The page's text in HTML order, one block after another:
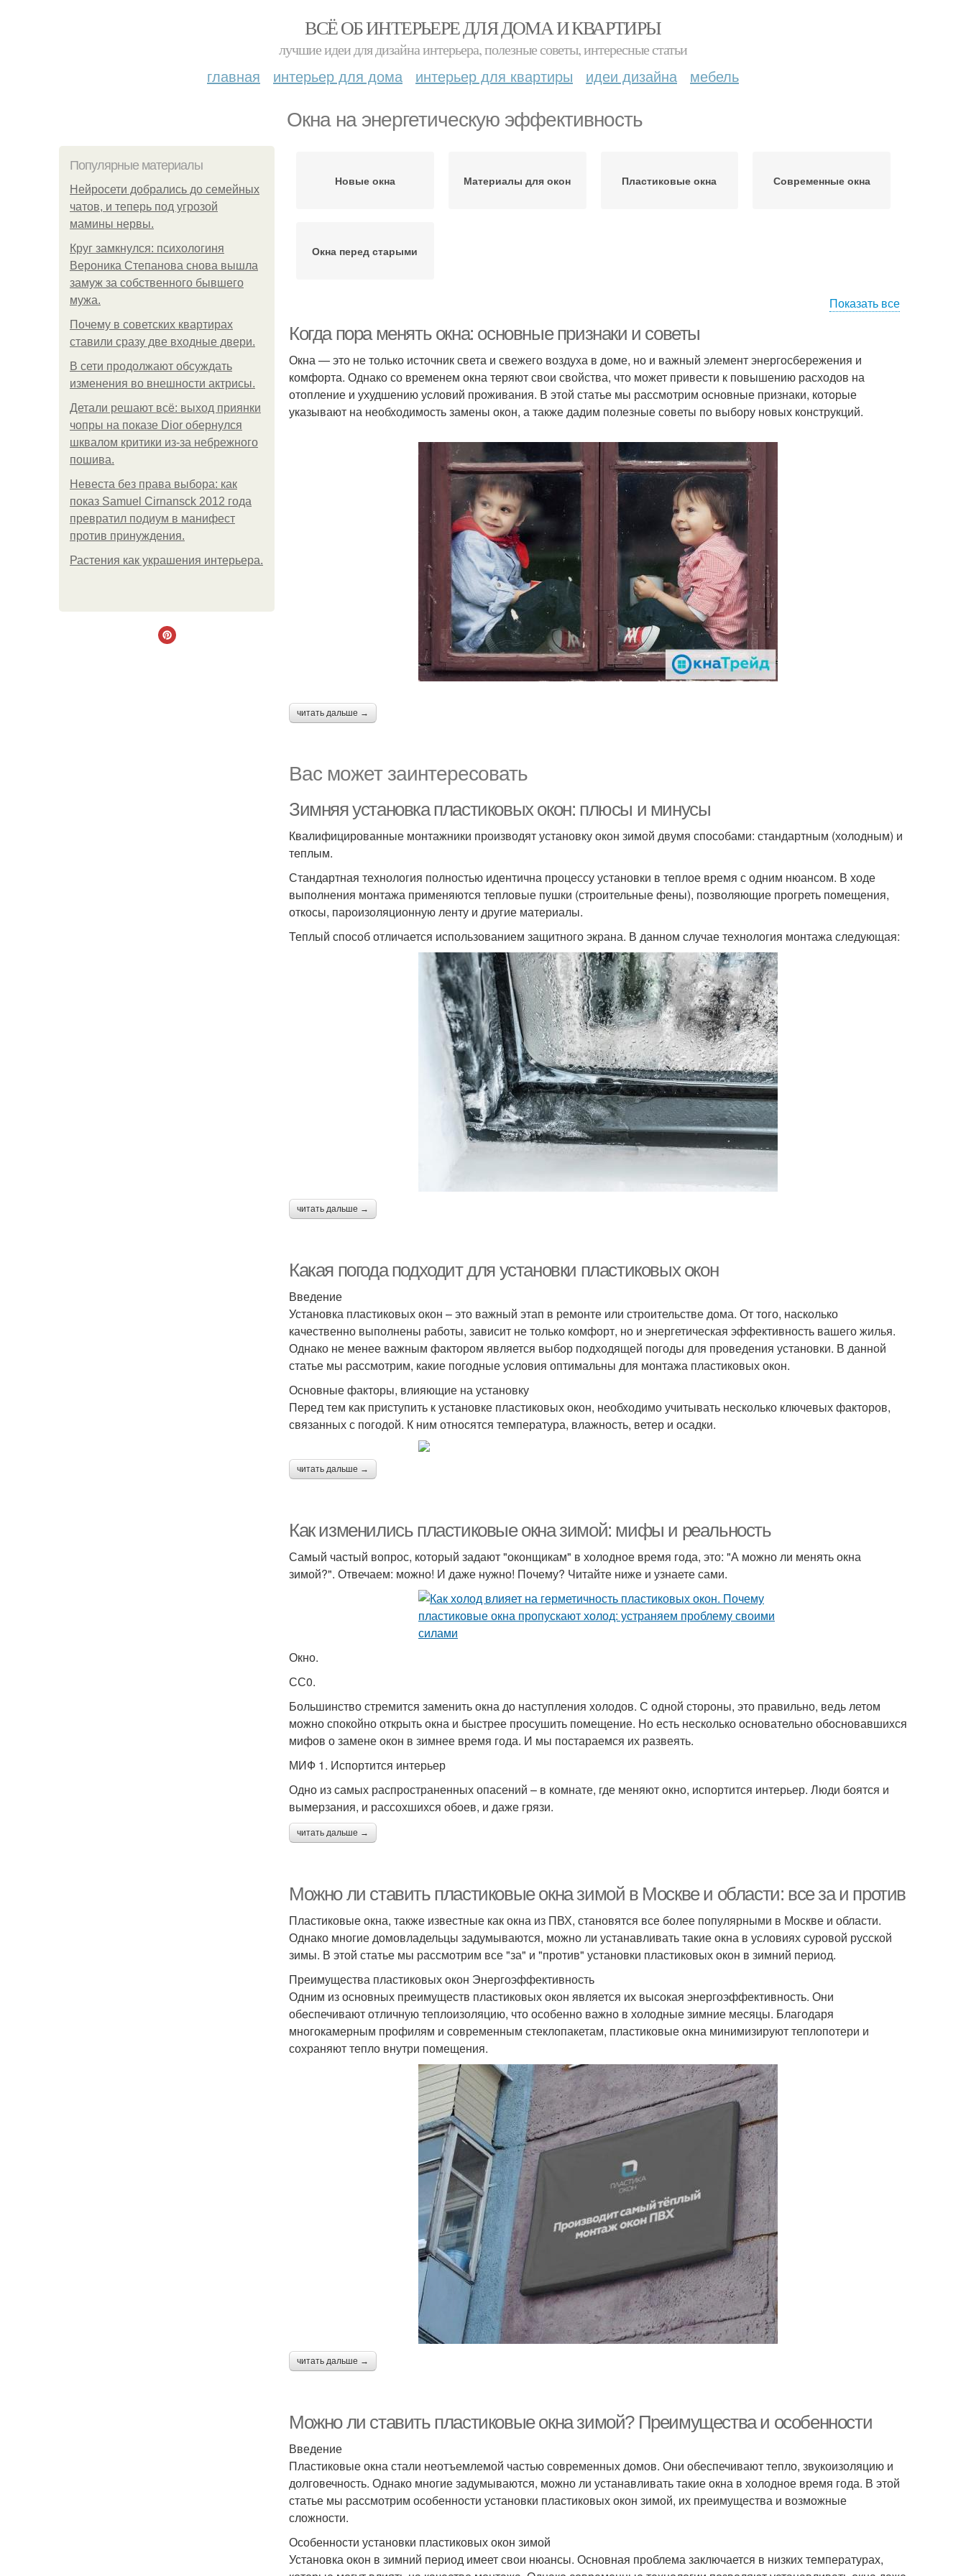
ВСЁ ОБ ИНТЕРЬЕРЕ ДЛЯ ДОМА И КВАРТИРЫ
лучшие идеи для дизайна интерьера, полезные советы, интересные статьи
главная интерьер для дома интерьер для квартиры идеи дизайна мебель
Окна на энергетическую эффективность
Популярные материалы
Нейросети добрались до семейных
чатов, и теперь под угрозой
мамины нервы.
Круг замкнулся: психологиня
Вероника Степанова снова вышла
замуж за собственного бывшего
мужа.
Почему в советских квартирах
ставили сразу две входные двери.
В сети продолжают обсуждать
изменения во внешности актрисы.
Детали решают всё: выход приянки
чопры на показе Dior обернулся
шквалом критики из-за небрежного
пошива.
Невеста без права выбора: как
показ Samuel Cirnansck 2012 года
превратил подиум в манифест
против принуждения.
Растения как украшения интерьера.
Новые окна Материалы для окон Пластиковые окна Современные окна
Окна перед старыми
Показать все
Когда пора менять окна: основные признаки и советы
Окна — это не только источник света и свежего воздуха в доме, но и важный элемент энергосбережения и
комфорта. Однако со временем окна теряют свои свойства, что может привести к повышению расходов на
отопление и ухудшению условий проживания. В этой статье мы рассмотрим основные признаки, которые
указывают на необходимость замены окон, а также дадим полезные советы по выбору новых конструкций.
читать дальше →
Вас может заинтересовать
Зимняя установка пластиковых окон: плюсы и минусы
Квалифицированные монтажники производят установку окон зимой двумя способами: стандартным (холодным) и
теплым.
Стандартная технология полностью идентична процессу установки в теплое время с одним нюансом. В ходе
выполнения монтажа применяются тепловые пушки (строительные фены), позволяющие прогреть помещения,
откосы, пароизоляционную ленту и другие материалы.
Теплый способ отличается использованием защитного экрана. В данном случае технология монтажа следующая:
читать дальше →
Какая погода подходит для установки пластиковых окон
Введение
Установка пластиковых окон – это важный этап в ремонте или строительстве дома. От того, насколько
качественно выполнены работы, зависит не только комфорт, но и энергетическая эффективность вашего жилья.
Однако не менее важным фактором является выбор подходящей погоды для проведения установки. В данной
статье мы рассмотрим, какие погодные условия оптимальны для монтажа пластиковых окон.
Основные факторы, влияющие на установку
Перед тем как приступить к установке пластиковых окон, необходимо учитывать несколько ключевых факторов,
связанных с погодой. К ним относятся температура, влажность, ветер и осадки.
читать дальше →
Как изменились пластиковые окна зимой: мифы и реальность
Самый частый вопрос, который задают "оконщикам" в холодное время года, это: "А можно ли менять окна
зимой?". Отвечаем: можно! И даже нужно! Почему? Читайте ниже и узнаете сами.
Окно.
СС0.
Большинство стремится заменить окна до наступления холодов. С одной стороны, это правильно, ведь летом
можно спокойно открыть окна и быстрее просушить помещение. Но есть несколько основательно обосновавшихся
мифов о замене окон в зимнее время года. И мы постараемся их развеять.
МИФ 1. Испортится интерьер
Одно из самых распространенных опасений – в комнате, где меняют окно, испортится интерьер. Люди боятся и
вымерзания, и рассохшихся обоев, и даже грязи.
читать дальше →
Можно ли ставить пластиковые окна зимой в Москве и области: все за и против
Пластиковые окна, также известные как окна из ПВХ, становятся все более популярными в Москве и области.
Однако многие домовладельцы задумываются, можно ли устанавливать такие окна в условиях суровой русской
зимы. В этой статье мы рассмотрим все "за" и "против" установки пластиковых окон в зимний период.
Преимущества пластиковых окон Энергоэффективность
Одним из основных преимуществ пластиковых окон является их высокая энергоэффективность. Они
обеспечивают отличную теплоизоляцию, что особенно важно в холодные зимние месяцы. Благодаря
многокамерным профилям и современным стеклопакетам, пластиковые окна минимизируют теплопотери и
сохраняют тепло внутри помещения.
читать дальше →
Можно ли ставить пластиковые окна зимой? Преимущества и особенности
Введение
Пластиковые окна стали неотъемлемой частью современных домов. Они обеспечивают тепло, звукоизоляцию и
долговечность. Однако многие задумываются, можно ли устанавливать такие окна в холодное время года. В этой
статье мы рассмотрим особенности установки пластиковых окон зимой, их преимущества и возможные
сложности.
Особенности установки пластиковых окон зимой
Установка окон в зимний период имеет свои нюансы. Основная проблема заключается в низких температурах,